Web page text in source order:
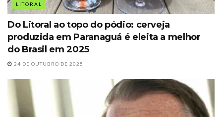
LITORAL
Do Litoral ao topo do pódio: cerveja
produzida em Paranaguá é eleita a melhor
do Brasil em 2025
24 DE OUTUBRO DE 2025